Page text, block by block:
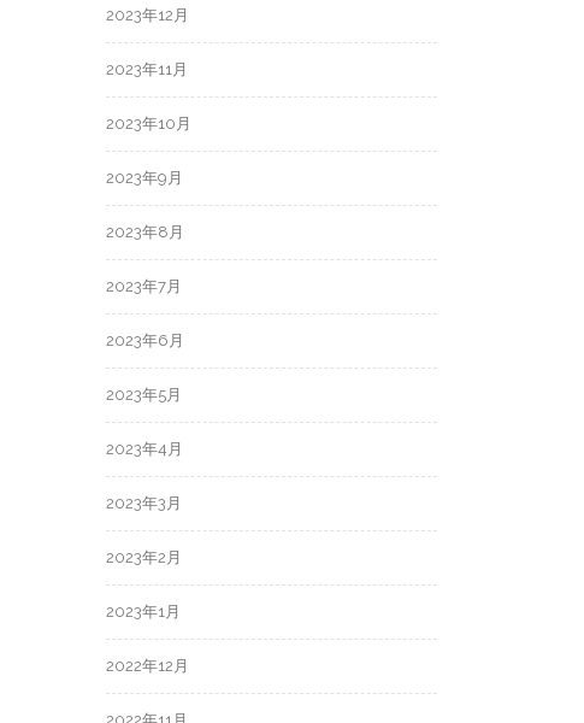
2023年12月
2023年11月
2023年10月
2023年9月
2023年8月
2023年7月
2023年6月
2023年5月
2023年4月
2023年3月
2023年2月
2023年1月
2022年12月